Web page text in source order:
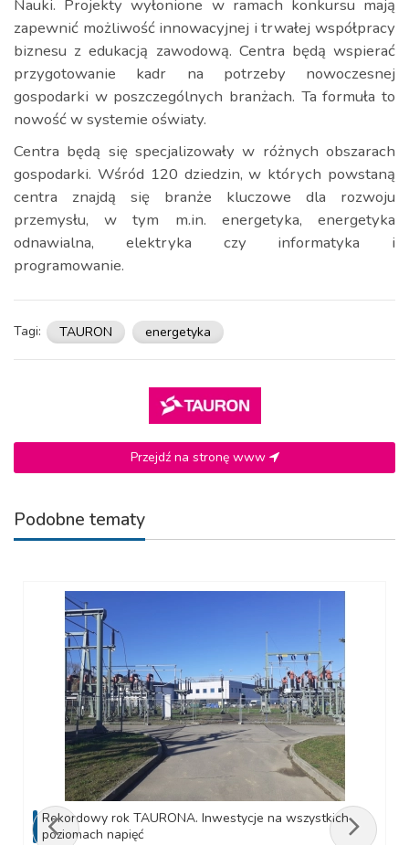
Nauki. Projekty wyłonione w ramach konkursu mają
zapewnić możliwość innowacyjnej i trwałej współpracy
biznesu z edukacją zawodową. Centra będą wspierać
przygotowanie kadr na potrzeby nowoczesnej
gospodarki w poszczególnych branżach. Ta formuła to
nowość w systemie oświaty.
Centra będą się specjalizowały w różnych obszarach
gospodarki. Wśród 120 dziedzin, w których powstaną
centra znajdą się branże kluczowe dla rozwoju
przemysłu, w tym m.in. energetyka, energetyka
odnawialna, elektryka czy informatyka i
programowanie.
Tagi: TAURON energetyka
Przejdź na stronę www
Podobne tematy
Rekordowy rok TAURONA. Inwestycje na wszystkich
poziomach napięć